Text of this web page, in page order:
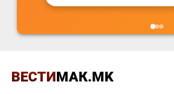
ВЕСТИМАК.MK